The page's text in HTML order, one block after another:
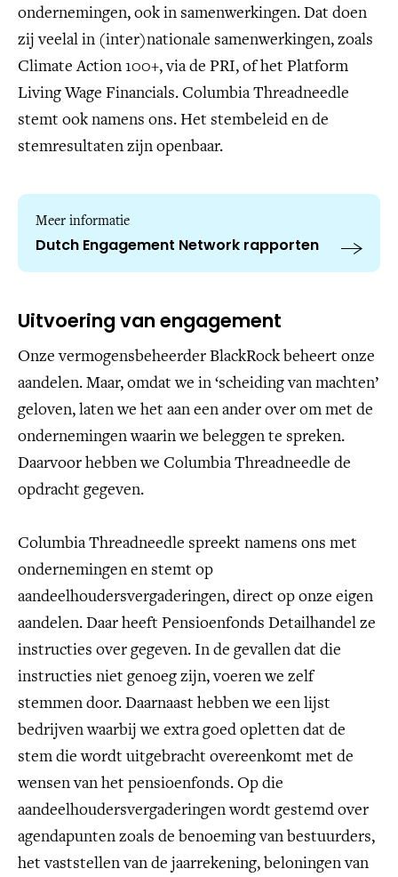
ondernemingen, ook in samenwerkingen. Dat doen
zij veelal in (inter)nationale samenwerkingen, zoals
Climate Action 100+, via de PRI, of het Platform
Living Wage Financials. Columbia Threadneedle
stemt ook namens ons. Het stembeleid en de
stemresultaten zijn openbaar.
Meer informatie
Dutch Engagement Network rapporten
Uitvoering van engagement
Onze vermogensbeheerder BlackRock beheert onze
aandelen. Maar, omdat we in ‘scheiding van machten’
geloven, laten we het aan een ander over om met de
ondernemingen waarin we beleggen te spreken.
Daarvoor hebben we Columbia Threadneedle de
opdracht gegeven.
Columbia Threadneedle spreekt namens ons met
ondernemingen en stemt op
aandeelhoudersvergaderingen, direct op onze eigen
aandelen. Daar heeft Pensioenfonds Detailhandel ze
instructies over gegeven. In de gevallen dat die
instructies niet genoeg zijn, voeren we zelf
stemmen door. Daarnaast hebben we een lijst
bedrijven waarbij we extra goed opletten dat de
stem die wordt uitgebracht overeenkomt met de
wensen van het pensioenfonds. Op die
aandeelhoudersvergaderingen wordt gestemd over
agendapunten zoals de benoeming van bestuurders,
het vaststellen van de jaarrekening, beloningen van